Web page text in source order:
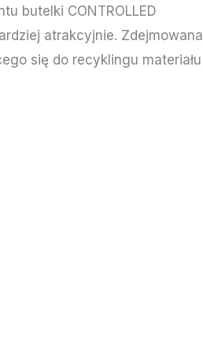
butelki CONTROLLED
atrakcyjnie. Zdejmowana
się do recyklingu materiału